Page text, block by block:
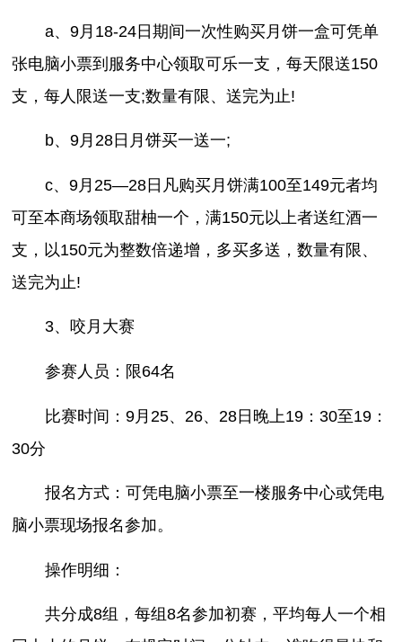
a、9月18-24日期间一次性购买月饼一盒可凭单
张电脑小票到服务中心领取可乐一支，每天限送150
支，每人限送一支;数量有限、送完为止!
b、9月28日月饼买一送一;
c、9月25—28日凡购买月饼满100至149元者均
可至本商场领取甜柚一个，满150元以上者送红酒一
支，以150元为整数倍递增，多买多送，数量有限、
送完为止!
3、咬月大赛
参赛人员：限64名
比赛时间：9月25、26、28日晚上19：30至19：
30分
报名方式：可凭电脑小票至一楼服务中心或凭电
脑小票现场报名参加。
操作明细：
共分成8组，每组8名参加初赛，平均每人一个相